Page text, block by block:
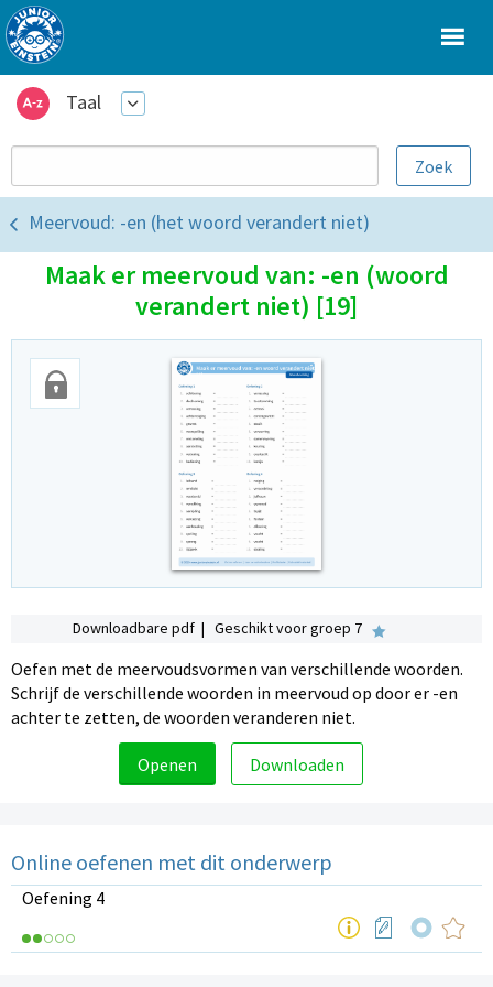
Taal
Meervoud: -en (het woord verandert niet)
Maak er meervoud van: -en (woord
verandert niet) [19]
Downloadbare pdf | Geschikt voor groep 7
Oefen met de meervoudsvormen van verschillende woorden.
Schrijf de verschillende woorden in meervoud op door er -en
achter te zetten, de woorden veranderen niet.
Openen Downloaden
Online oefenen met dit onderwerp
Oefening 4